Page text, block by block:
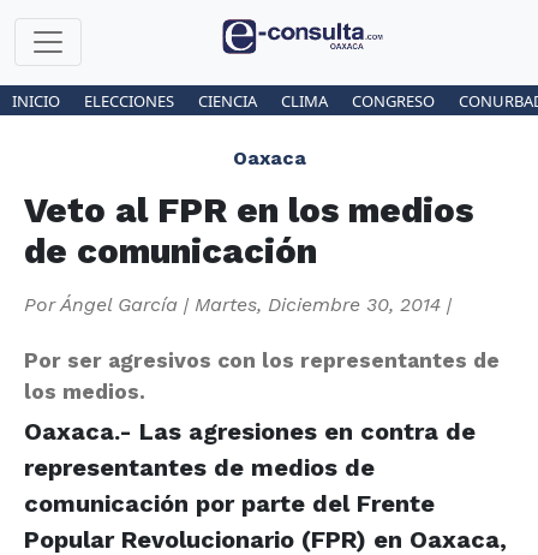
INICIO ELECCIONES CIENCIA CLIMA CONGRESO
Oaxaca
Veto al FPR en los medios
de comunicación
PorÁngel García | Martes, Diciembre 30, 2014 |
Por ser agresivos con los representantes de
los medios.
Oaxaca.- Las agresiones en contra de
representantes de medios de
comunicación por parte del Frente
Popular Revolucionario (FPR) en Oaxaca,